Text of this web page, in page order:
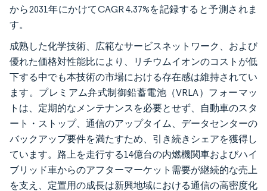
から2031年にかけてCAGR 4.37%を記録すると予測されま
す。
成熟した化学技術、広範なサービスネットワーク、および
優れた価格対性能比により、リチウムイオンのコストが低
下する中でも本技術の市場における存在感は維持されてい
ます。プレミアム弁式制御鉛蓄電池（VRLA）フォーマッ
トは、定期的なメンテナンスを必要とせず、自動車のスタ
ート・ストップ、通信のアップタイム、データセンターの
バックアップ要件を満たすため、引き続きシェアを獲得し
ています。路上を走行する14億台の内燃機関車およびハイ
ブリッド車からのアフターマーケット需要が継続的な売上
を支え、定置用の成長は新興地域における通信の高密度化